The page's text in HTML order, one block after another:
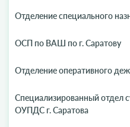
Отделение специального
ОСП по ВАШ по г. Саратову
Отделение оперативного
Специализированный отдел
ОУПДС г. Саратова